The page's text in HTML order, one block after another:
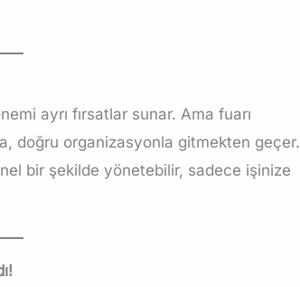
ayrı fırsatlar sunar. Ama fuarı
doğru organizasyonla gitmekten geçer.
bir şekilde yönetebilir, sadece işinize